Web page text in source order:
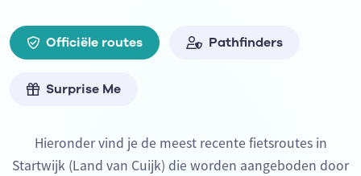
Officiële routes Pathfinders
Surprise Me
Hieronder vind je de meest recente fietsroutes in
Startwijk (Land van Cuijk) die worden aangeboden door